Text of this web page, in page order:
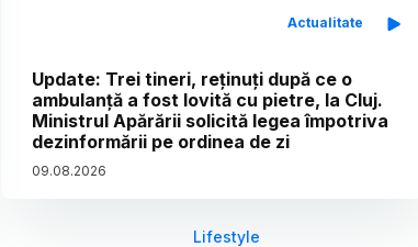
Actualitate
Update: Trei tineri, reținuți după ce o
ambulanță a fost lovită cu pietre, la Cluj.
Ministrul Apărării solicită legea împotriva
dezinformării pe ordinea de zi
09.08.2026
Lifestyle